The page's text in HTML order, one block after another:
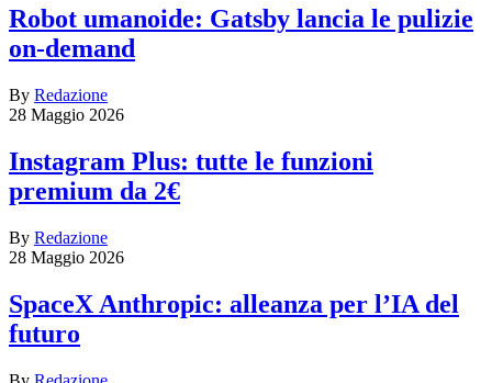
Robot umanoide: Gatsby lancia le pulizie
on-demand
By Redazione
28 Maggio 2026
Instagram Plus: tutte le funzioni
premium da 2€
By Redazione
28 Maggio 2026
SpaceX Anthropic: alleanza per l’IA del
futuro